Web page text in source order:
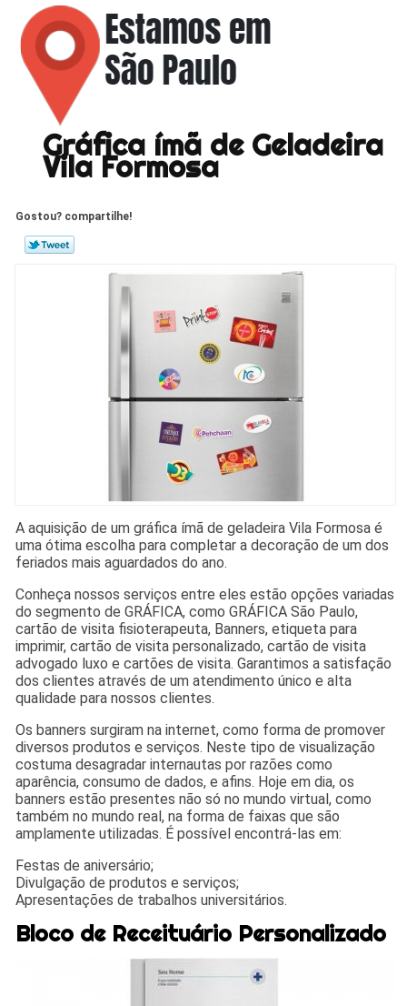
Gráfica ímã de Geladeira
Vila Formosa
Gostou? compartilhe!
A aquisição de um gráfica ímã de geladeira Vila Formosa é
uma ótima escolha para completar a decoração de um dos
feriados mais aguardados do ano.
Conheça nossos serviços entre eles estão opções variadas
do segmento de GRÁFICA, como GRÁFICA São Paulo,
cartão de visita fisioterapeuta, Banners, etiqueta para
imprimir, cartão de visita personalizado, cartão de visita
advogado luxo e cartões de visita. Garantimos a satisfação
dos clientes através de um atendimento único e alta
qualidade para nossos clientes.
Os banners surgiram na internet, como forma de promover
diversos produtos e serviços. Neste tipo de visualização
costuma desagradar internautas por razões como
aparência, consumo de dados, e afins. Hoje em dia, os
banners estão presentes não só no mundo virtual, como
também no mundo real, na forma de faixas que são
amplamente utilizadas. É possível encontrá-las em:
Festas de aniversário;
Divulgação de produtos e serviços;
Apresentações de trabalhos universitários.
Bloco de Receituário Personalizado